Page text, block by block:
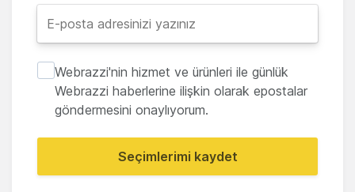
Webrazzi'nin hizmet ve ürünleri ile günlük
Webrazzi haberlerine ilişkin olarak epostalar
göndermesini onaylıyorum.
Seçimlerimi kaydet